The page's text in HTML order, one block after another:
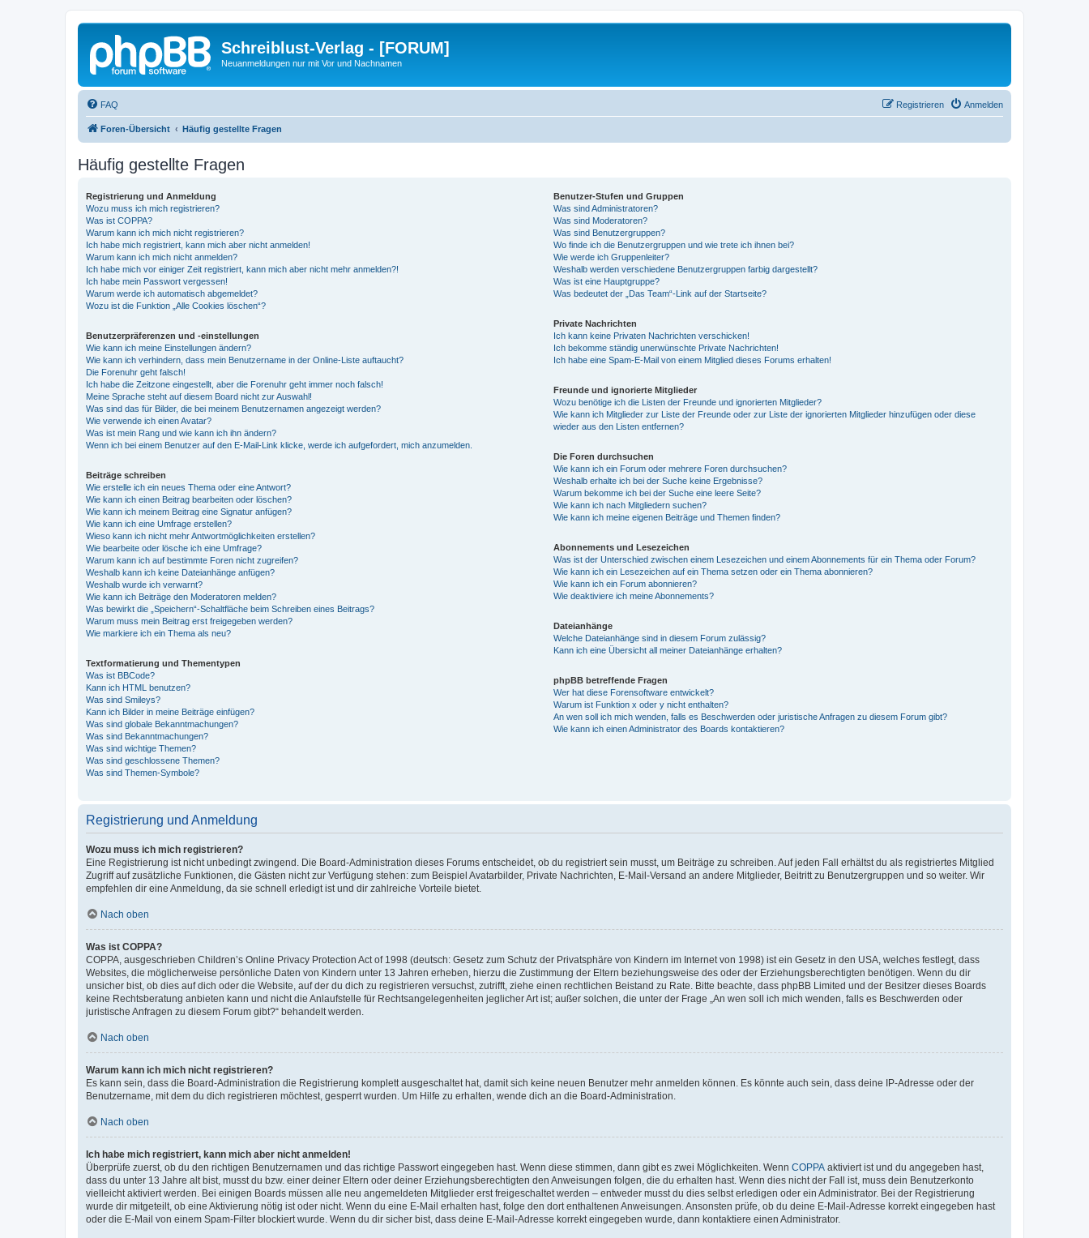
Schreiblust-Verlag - [FORUM]
Neuanmeldungen nur mit Vor und Nachnamen
FAQ Anmelden
Registrieren
Foren-Übersicht Häufig gestellte Fragen
Häufig gestellte Fragen
Registrierung und Anmeldung
Wozu muss ich mich registrieren?
Was ist COPPA?
Warum kann ich mich nicht registrieren?
Ich habe mich registriert, kann mich aber nicht anmelden!
Warum kann ich mich nicht anmelden?
Ich habe mich vor einiger Zeit registriert, kann mich aber nicht mehr anmelden?!
Ich habe mein Passwort vergessen!
Warum werde ich automatisch abgemeldet?
Wozu ist die Funktion „Alle Cookies löschen“?
Benutzerpräferenzen und -einstellungen
Wie kann ich meine Einstellungen ändern?
Wie kann ich verhindern, dass mein Benutzername in der Online-Liste auftaucht?
Die Forenuhr geht falsch!
Ich habe die Zeitzone eingestellt, aber die Forenuhr geht immer noch falsch!
Meine Sprache steht auf diesem Board nicht zur Auswahl!
Was sind das für Bilder, die bei meinem Benutzernamen angezeigt werden?
Wie verwende ich einen Avatar?
Was ist mein Rang und wie kann ich ihn ändern?
Wenn ich bei einem Benutzer auf den E-Mail-Link klicke, werde ich aufgefordert, mich anzumelden.
Beiträge schreiben
Wie erstelle ich ein neues Thema oder eine Antwort?
Wie kann ich einen Beitrag bearbeiten oder löschen?
Wie kann ich meinem Beitrag eine Signatur anfügen?
Wie kann ich eine Umfrage erstellen?
Wieso kann ich nicht mehr Antwortmöglichkeiten erstellen?
Wie bearbeite oder lösche ich eine Umfrage?
Warum kann ich auf bestimmte Foren nicht zugreifen?
Weshalb kann ich keine Dateianhänge anfügen?
Weshalb wurde ich verwarnt?
Wie kann ich Beiträge den Moderatoren melden?
Was bewirkt die „Speichern“-Schaltfläche beim Schreiben eines Beitrags?
Warum muss mein Beitrag erst freigegeben werden?
Wie markiere ich ein Thema als neu?
Textformatierung und Thementypen
Was ist BBCode?
Kann ich HTML benutzen?
Was sind Smileys?
Kann ich Bilder in meine Beiträge einfügen?
Was sind globale Bekanntmachungen?
Was sind Bekanntmachungen?
Was sind wichtige Themen?
Was sind geschlossene Themen?
Was sind Themen-Symbole?
Benutzer-Stufen und Gruppen
Was sind Administratoren?
Was sind Moderatoren?
Was sind Benutzergruppen?
Wo finde ich die Benutzergruppen und wie trete ich ihnen bei?
Wie werde ich Gruppenleiter?
Weshalb werden verschiedene Benutzergruppen farbig dargestellt?
Was ist eine Hauptgruppe?
Was bedeutet der „Das Team“-Link auf der Startseite?
Private Nachrichten
Ich kann keine Privaten Nachrichten verschicken!
Ich bekomme ständig unerwünschte Private Nachrichten!
Ich habe eine Spam-E-Mail von einem Mitglied dieses Forums erhalten!
Freunde und ignorierte Mitglieder
Wozu benötige ich die Listen der Freunde und ignorierten Mitglieder?
Wie kann ich Mitglieder zur Liste der Freunde oder zur Liste der ignorierten Mitglieder hinzufügen oder diese
wieder aus den Listen entfernen?
Die Foren durchsuchen
Wie kann ich ein Forum oder mehrere Foren durchsuchen?
Weshalb erhalte ich bei der Suche keine Ergebnisse?
Warum bekomme ich bei der Suche eine leere Seite?
Wie kann ich nach Mitgliedern suchen?
Wie kann ich meine eigenen Beiträge und Themen finden?
Abonnements und Lesezeichen
Was ist der Unterschied zwischen einem Lesezeichen und einem Abonnements für ein Thema oder Forum?
Wie kann ich ein Lesezeichen auf ein Thema setzen oder ein Thema abonnieren?
Wie kann ich ein Forum abonnieren?
Wie deaktiviere ich meine Abonnements?
Dateianhänge
Welche Dateianhänge sind in diesem Forum zulässig?
Kann ich eine Übersicht all meiner Dateianhänge erhalten?
phpBB betreffende Fragen
Wer hat diese Forensoftware entwickelt?
Warum ist Funktion x oder y nicht enthalten?
An wen soll ich mich wenden, falls es Beschwerden oder juristische Anfragen zu diesem Forum gibt?
Wie kann ich einen Administrator des Boards kontaktieren?
Registrierung und Anmeldung
Wozu muss ich mich registrieren?
Eine Registrierung ist nicht unbedingt zwingend. Die Board-Administration dieses Forums entscheidet, ob du registriert sein musst, um Beiträge zu schreiben. Auf jeden Fall erhältst du als registriertes Mitglied
Zugriff auf zusätzliche Funktionen, die Gästen nicht zur Verfügung stehen: zum Beispiel Avatarbilder, Private Nachrichten, E-Mail-Versand an andere Mitglieder, Beitritt zu Benutzergruppen und so weiter. Wir
empfehlen dir eine Anmeldung, da sie schnell erledigt ist und dir zahlreiche Vorteile bietet.
Nach oben
Was ist COPPA?
COPPA, ausgeschrieben Children’s Online Privacy Protection Act of 1998 (deutsch: Gesetz zum Schutz der Privatsphäre von Kindern im Internet von 1998) ist ein Gesetz in den USA, welches festlegt, dass
Websites, die möglicherweise persönliche Daten von Kindern unter 13 Jahren erheben, hierzu die Zustimmung der Eltern beziehungsweise des oder der Erziehungsberechtigten benötigen. Wenn du dir
unsicher bist, ob dies auf dich oder die Website, auf der du dich zu registrieren versuchst, zutrifft, ziehe einen rechtlichen Beistand zu Rate. Bitte beachte, dass phpBB Limited und der Besitzer dieses Boards
keine Rechtsberatung anbieten kann und nicht die Anlaufstelle für Rechtsangelegenheiten jeglicher Art ist; außer solchen, die unter der Frage „An wen soll ich mich wenden, falls es Beschwerden oder
juristische Anfragen zu diesem Forum gibt?“ behandelt werden.
Nach oben
Warum kann ich mich nicht registrieren?
Es kann sein, dass die Board-Administration die Registrierung komplett ausgeschaltet hat, damit sich keine neuen Benutzer mehr anmelden können. Es könnte auch sein, dass deine IP-Adresse oder der
Benutzername, mit dem du dich registrieren möchtest, gesperrt wurden. Um Hilfe zu erhalten, wende dich an die Board-Administration.
Nach oben
Ich habe mich registriert, kann mich aber nicht anmelden!
Überprüfe zuerst, ob du den richtigen Benutzernamen und das richtige Passwort eingegeben hast. Wenn diese stimmen, dann gibt es zwei Möglichkeiten. Wenn COPPA aktiviert ist und du angegeben hast,
dass du unter 13 Jahre alt bist, musst du bzw. einer deiner Eltern oder deiner Erziehungsberechtigten den Anweisungen folgen, die du erhalten hast. Wenn dies nicht der Fall ist, muss dein Benutzerkonto
vielleicht aktiviert werden. Bei einigen Boards müssen alle neu angemeldeten Mitglieder erst freigeschaltet werden – entweder musst du dies selbst erledigen oder ein Administrator. Bei der Registrierung
wurde dir mitgeteilt, ob eine Aktivierung nötig ist oder nicht. Wenn du eine E-Mail erhalten hast, folge den dort enthaltenen Anweisungen. Ansonsten prüfe, ob du deine E-Mail-Adresse korrekt eingegeben hast
oder die E-Mail von einem Spam-Filter blockiert wurde. Wenn du dir sicher bist, dass deine E-Mail-Adresse korrekt eingegeben wurde, dann kontaktiere einen Administrator.